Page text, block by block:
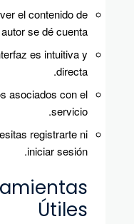
el contenido de
se dé cuenta.
es intuitiva y
directa.
asociados con el
servicio.
registrarte ni
iniciar sesión.
Útiles